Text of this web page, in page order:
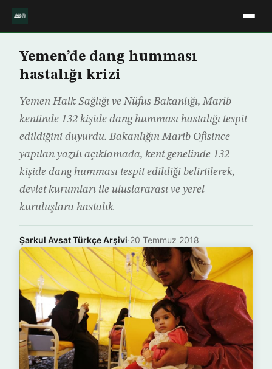
Yemen’de dang humması
hastalığı krizi
Yemen Halk Sağlığı ve Nüfus Bakanlığı, Marib
kentinde 132 kişide dang humması hastalığı tespit
edildiğini duyurdu. Bakanlığın Marib Ofisince
yapılan yazılı açıklamada, kent genelinde 132
kişide dang humması tespit edildiği belirtilerek,
devlet kurumları ile uluslararası ve yerel
kuruluşlara hastalık
Şarkul Avsat Türkçe Arşivi·20 Temmuz 2018